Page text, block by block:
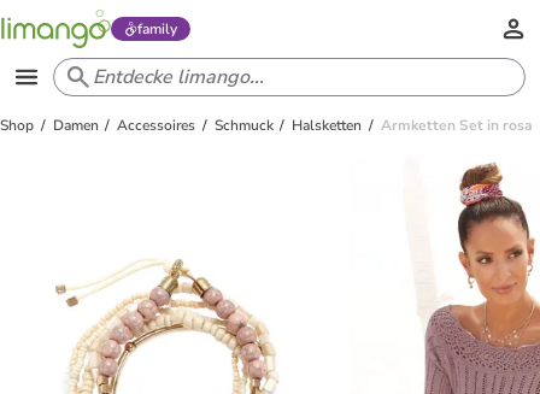
family
Shop Damen Accessoires Schmuck Halsketten Armketten Set in rosa